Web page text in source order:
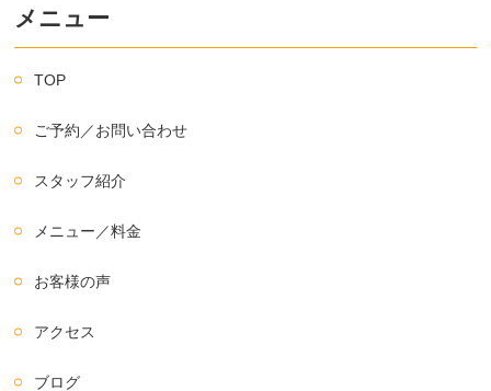
メニュー
TOP
ご予約／お問い合わせ
スタッフ紹介
メニュー／料金
お客様の声
アクセス
ブログ